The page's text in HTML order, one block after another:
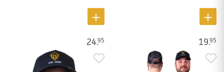
24.95 19.95